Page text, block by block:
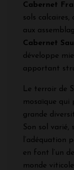
Cabernet
sols
aux
Cabernet
développe
apportant
Le terroir de
mosaïque qui
grande
Son sol varié,
l’adéquation
en font l’un
monde